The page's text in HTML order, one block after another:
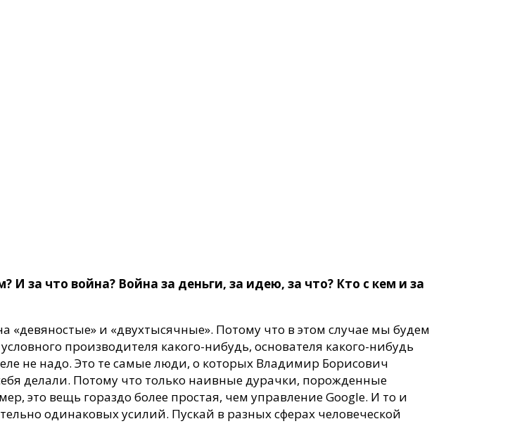
за что война? Война за деньги, за идею, за что? Кто с кем и за
«девяностые» и «двухтысячные». Потому что в этом случае мы будем
производителя какого-нибудь, основателя какого-нибудь
не надо. Это те самые люди, о которых Владимир Борисович
делали. Потому что только наивные дурачки, порожденные
это вещь гораздо более простая, чем управление Google. И то и
одинаковых усилий. Пускай в разных сферах человеческой